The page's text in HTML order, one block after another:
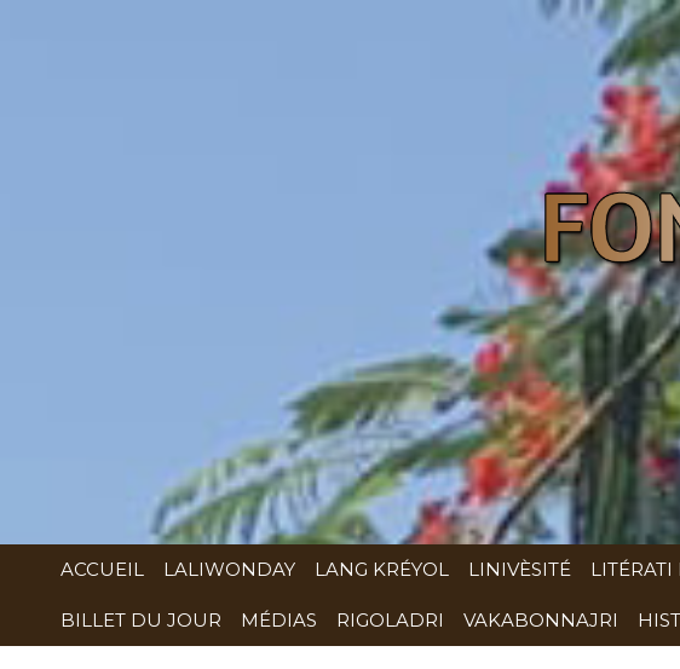
ACCUEIL LALIWONDAY LANG KRÉYOL LINIVÈSITÉ LITÉRATI
BILLET DU JOUR MÉDIAS RIGOLADRI VAKABONNAJRI